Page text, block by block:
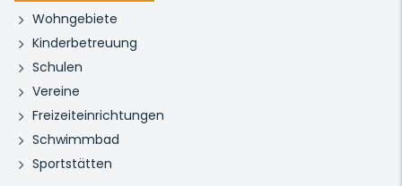
Wohngebiete
Kinderbetreuung
Schulen
Vereine
Freizeiteinrichtungen
Schwimmbad
Sportstätten